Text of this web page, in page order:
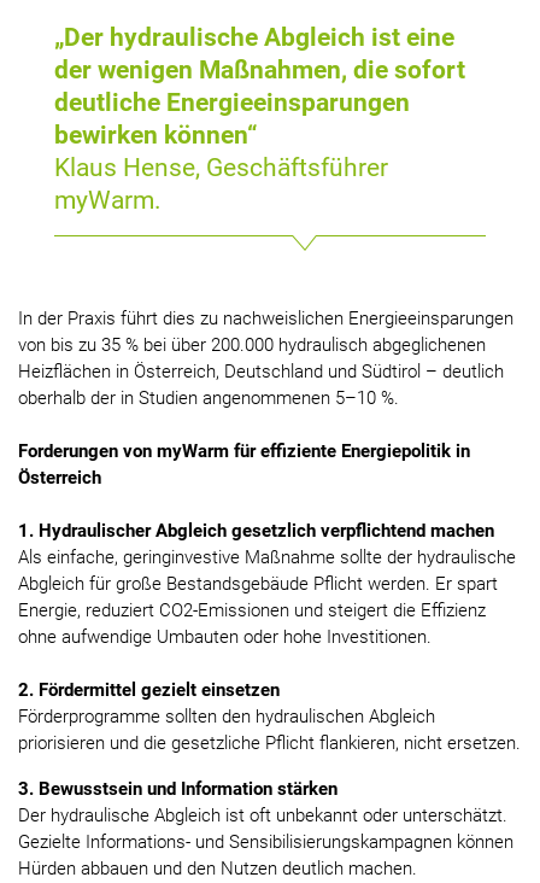
„Der hydraulische Abgleich ist eine
der wenigen Maßnahmen, die sofort
deutliche Energieeinsparungen
bewirken können“
Klaus Hense, Geschäftsführer
myWarm.
In der Praxis führt dies zu nachweislichen Energieeinsparungen
von bis zu 35 % bei über 200.000 hydraulisch abgeglichenen
Heizflächen in Österreich, Deutschland und Südtirol – deutlich
oberhalb der in Studien angenommenen 5–10 %.
Forderungen von myWarm für effiziente Energiepolitik in
Österreich
1. Hydraulischer Abgleich gesetzlich verpflichtend machen
Als einfache, geringinvestive Maßnahme sollte der hydraulische
Abgleich für große Bestandsgebäude Pflicht werden. Er spart
Energie, reduziert CO2-Emissionen und steigert die Effizienz
ohne aufwendige Umbauten oder hohe Investitionen.
2. Fördermittel gezielt einsetzen
Förderprogramme sollten den hydraulischen Abgleich
priorisieren und die gesetzliche Pflicht flankieren, nicht ersetzen.
3. Bewusstsein und Information stärken
Der hydraulische Abgleich ist oft unbekannt oder unterschätzt.
Gezielte Informations- und Sensibilisierungskampagnen können
Hürden abbauen und den Nutzen deutlich machen.